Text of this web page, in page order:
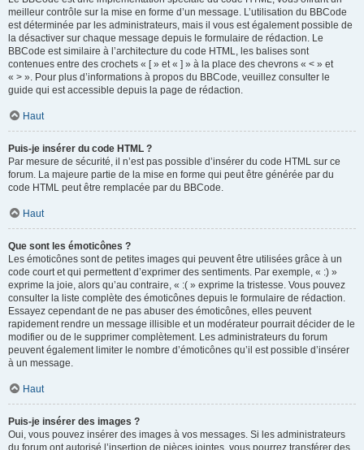
meilleur contrôle sur la mise en forme d’un message. L’utilisation du BBCode
est déterminée par les administrateurs, mais il vous est également possible de
la désactiver sur chaque message depuis le formulaire de rédaction. Le
BBCode est similaire à l’architecture du code HTML, les balises sont
contenues entre des crochets « [ » et « ] » à la place des chevrons « < » et
« > ». Pour plus d’informations à propos du BBCode, veuillez consulter le
guide qui est accessible depuis la page de rédaction.
Haut
Puis-je insérer du code HTML ?
Par mesure de sécurité, il n’est pas possible d’insérer du code HTML sur ce
forum. La majeure partie de la mise en forme qui peut être générée par du
code HTML peut être remplacée par du BBCode.
Haut
Que sont les émoticônes ?
Les émoticônes sont de petites images qui peuvent être utilisées grâce à un
code court et qui permettent d’exprimer des sentiments. Par exemple, « :) »
exprime la joie, alors qu’au contraire, « :( » exprime la tristesse. Vous pouvez
consulter la liste complète des émoticônes depuis le formulaire de rédaction.
Essayez cependant de ne pas abuser des émoticônes, elles peuvent
rapidement rendre un message illisible et un modérateur pourrait décider de le
modifier ou de le supprimer complètement. Les administrateurs du forum
peuvent également limiter le nombre d’émoticônes qu’il est possible d’insérer
à un message.
Haut
Puis-je insérer des images ?
Oui, vous pouvez insérer des images à vos messages. Si les administrateurs
du forum ont autorisé l’insertion de pièces jointes, vous pourrez transférer des